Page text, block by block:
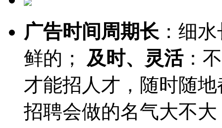
广告时间周期长 ：细
鲜的； 及时、灵活：
才能招人才，随时随
招聘会做的名气大不